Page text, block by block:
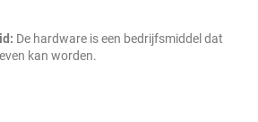
De hardware is een bedrijfsmiddel dat
kan worden.